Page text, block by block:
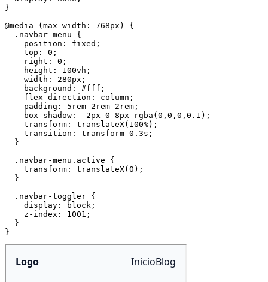
}
@media
(max-width : 768px )
{
.navbar-menu
{
position : fixed ;
top : 0 ;
right : 0 ;
height : 100vh ;
width : 280px ;
background : #fff ;
flex-direction : column ;
padding : 5rem 2rem 2rem ;
box-shadow : -2px 0 8px rgba (0 , 0 , 0 , 0.1 ) ;
transform : translateX( 100%) ;
transition : transform 0.3s ;
}
.navbar-menu.active
{
transform : translateX(0 ) ;
}
.navbar-toggler {
display : block ;
z-index : 1001 ;
}
}